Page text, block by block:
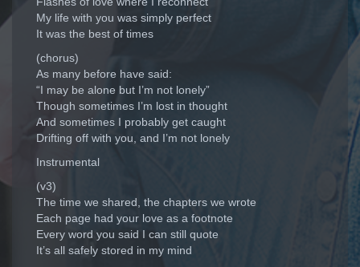
My life with you was simply perfect
It was the best of times
(chorus)
As many before have said:
“I may be alone but I’m not lonely”
Though sometimes I’m lost in thought
And sometimes I probably get caught
Drifting off with you, and I’m not lonely
Instrumental
(v3)
The time we shared, the chapters we wrote
Each page had your love as a footnote
Every word you said I can still quote
It’s all safely stored in my mind